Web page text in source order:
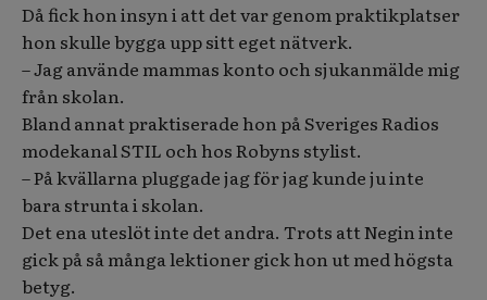
Då fick hon insyn i att det var genom praktikplatser
hon skulle bygga upp sitt eget nätverk.
– Jag använde mammas konto och sjukanmälde mig
från skolan.
Bland annat praktiserade hon på Sveriges Radios
modekanal STIL och hos Robyns stylist.
– På kvällarna pluggade jag för jag kunde ju inte
bara strunta i skolan.
Det ena uteslöt inte det andra. Trots att Negin inte
gick på så många lektioner gick hon ut med högsta
betyg.